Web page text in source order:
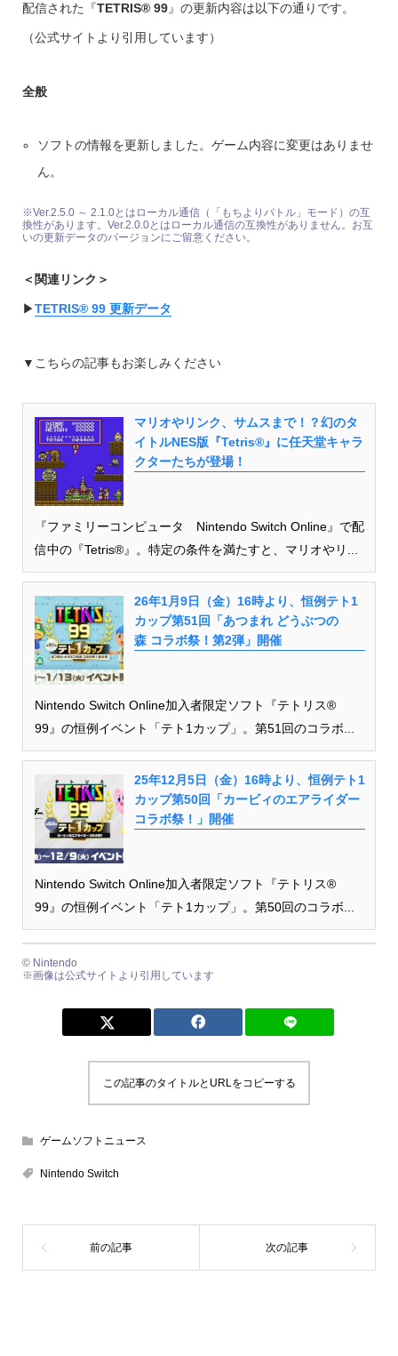
配信された『TETRIS® 99』の更新内容は以下の通りです。
（公式サイトより引用しています）
全般
ソフトの情報を更新しました。ゲーム内容に変更はありませ
ん。
※Ver.2.5.0 ～ 2.1.0とはローカル通信（「もちよりバトル」モード）の互
換性があります。Ver.2.0.0とはローカル通信の互換性がありません。お互
いの更新データのバージョンにご留意ください。
＜関連リンク＞
▶︎TETRIS® 99 更新データ
▼こちらの記事もお楽しみください
マリオやリンク、サムスまで！？幻のタ
イトルNES版『Tetris®』に任天堂キャラ
クターたちが登場！
『ファミリーコンピュータ Nintendo Switch Online』で配
信中の『Tetris®』。特定の条件を満たすと、マリオやリ...
26年1月9日（金）16時より、恒例テト1
カップ第51回「あつまれ どうぶつの
森 コラボ祭！第2弾」開催
Nintendo Switch Online加入者限定ソフト『テトリス®
99』の恒例イベント「テト1カップ」。第51回のコラボ...
25年12月5日（金）16時より、恒例テト1
カップ第50回「カービィのエアライダー
コラボ祭！」開催
Nintendo Switch Online加入者限定ソフト『テトリス®
99』の恒例イベント「テト1カップ」。第50回のコラボ...
© Nintendo
※画像は公式サイトより引用しています
この記事のタイトルとURLをコピーする
ゲームソフトニュース
Nintendo Switch